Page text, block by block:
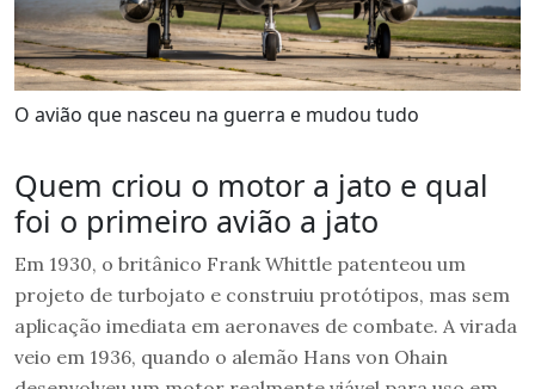
O avião que nasceu na guerra e mudou tudo
Quem criou o motor a jato e qual
foi o primeiro avião a jato
Em 1930, o britânico Frank Whittle patenteou um
projeto de turbojato e construiu protótipos, mas sem
aplicação imediata em aeronaves de combate. A virada
veio em 1936, quando o alemão Hans von Ohain